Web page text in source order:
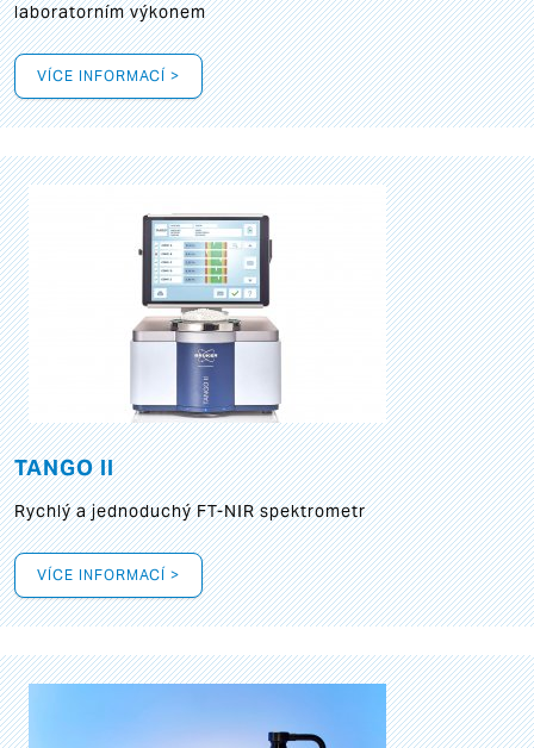
laboratorním výkonem
VÍCE INFORMACÍ >
TANGO II
Rychlý a jednoduchý FT-NIR spektrometr
VÍCE INFORMACÍ >